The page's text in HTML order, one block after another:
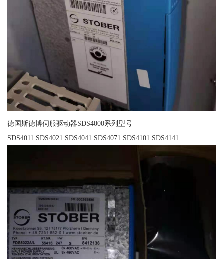
德国斯德博伺服驱动器SDS4000系列型号
SDS4011 SDS4021 SDS4041 SDS4071 SDS4101 SDS4141